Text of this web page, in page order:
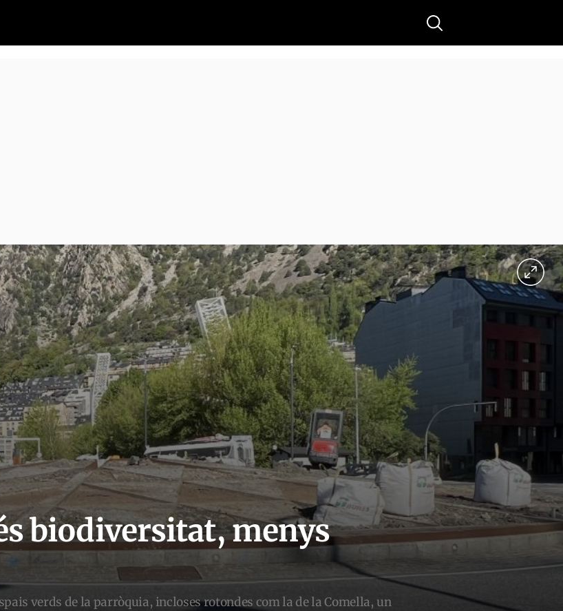
Buscar
biodiversitat, menys
verds de la parròquia, incloses rotondes com la de la Comella, un